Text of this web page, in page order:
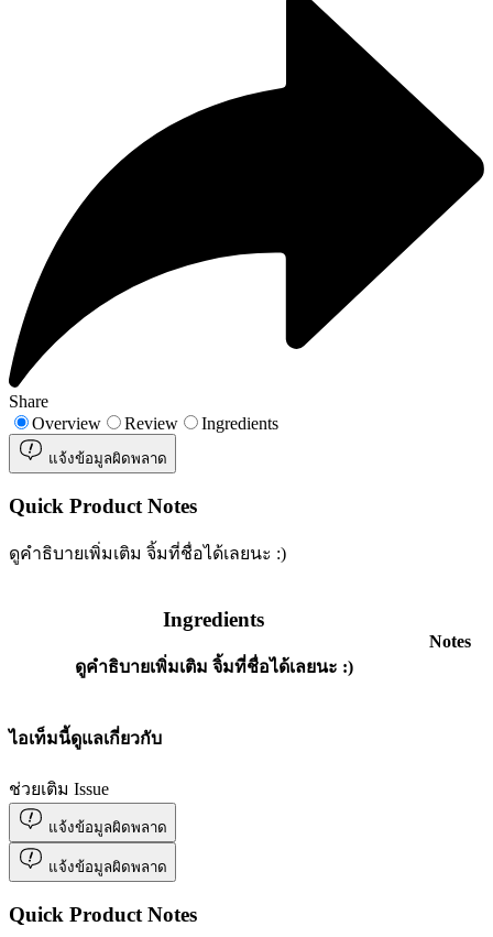
Share
Overview
Review Ingredients
แจ้งข้อมูลผิดพลาด
Quick Product Notes
ดูคำธิบายเพิ่มเติม จิ้มที่ชื่อได้เลยนะ :)
Ingredients
ดูคำธิบายเพิ่มเติม จิ้มที่ชื่อได้เลยนะ :)
Notes
ไอเท็มนี้ดูแลเกี่ยวกับ
ช่วยเติม Issue
แจ้งข้อมูลผิดพลาด
แจ้งข้อมูลผิดพลาด
Quick Product Notes